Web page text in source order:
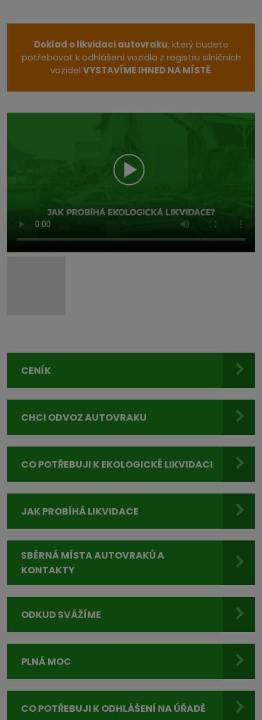
Doklad o likvidaci autovraku, který budete
potřebovat k odhlášení vozidla z registru silničních
vozidel VYSTAVÍME IHNED NA MÍSTĚ.
CENÍK
CHCI ODVOZ AUTOVRAKU
CO POTŘEBUJI K EKOLOGICKÉ LIKVIDACI
JAK PROBÍHÁ LIKVIDACE
SBĚRNÁ MÍSTA AUTOVRAKŮ A
KONTAKTY
ODKUD SVÁŽÍME
PLNÁ MOC
CO POTŘEBUJI K ODHLÁŠENÍ NA ÚŘADĚ